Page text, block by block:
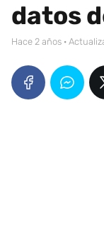
datos
hace 2 años ·